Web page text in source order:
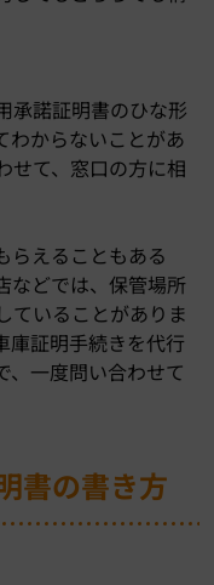
承諾証明書のひな形
わからないことがあ
せて、窓口の方に相
らえることもある
などでは、保管場所
ていることがありま
庫証明手続きを代行
、一度問い合わせて
書の書き方